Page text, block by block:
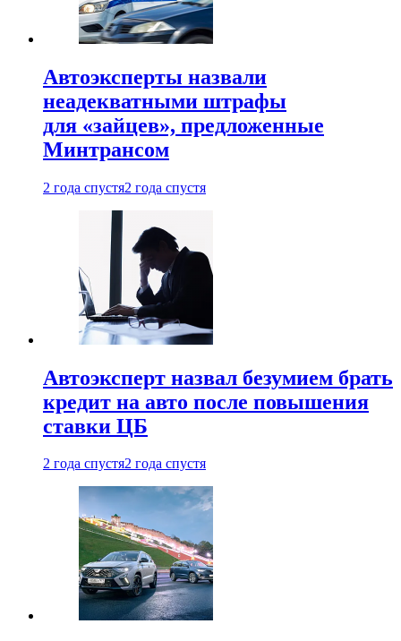
Автоэксперты назвали
неадекватными штрафы
для «зайцев», предложенные
Минтрансом
2 года спустя2 года спустя
Автоэксперт назвал безумием брать
кредит на авто после повышения
ставки ЦБ
2 года спустя2 года спустя